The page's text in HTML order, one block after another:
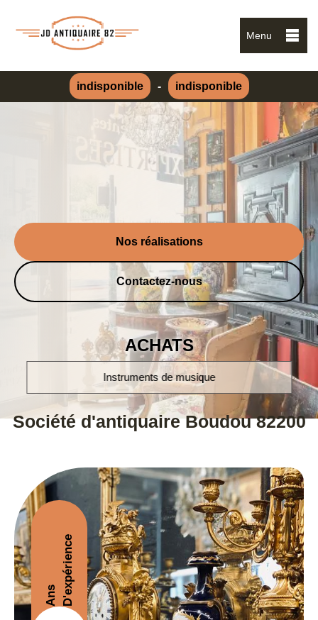
Menu
indisponible - indisponible
Nos réalisations
Contactez-nous
ACHATS
montres poignet et à gousset
Société d'antiquaire Boudou 82200
Ans D'expérience